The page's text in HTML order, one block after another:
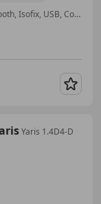
Garantia, Retrovisores laterales eléctricos, Bluetooth, Isofix, USB, Control de tracción, Airbags laterales, Elevalunas eléctrico
Yaris 1.4D4-D